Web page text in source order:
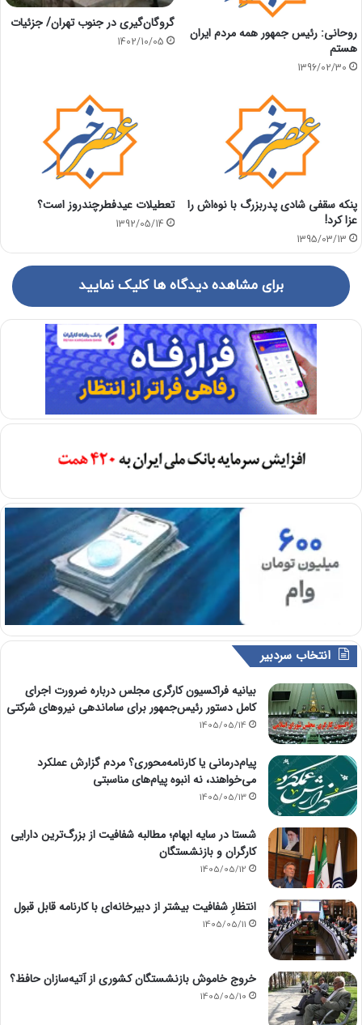
روحانی: رئیس جمهور همه مردم ایران
هستم
1396/02/30
گروگان‌گیری در جنوب تهران/ جزئیات
1402/10/05
پنکه سقفی شادی پدربزرگ با نوه‌اش را
عزا کرد!
1395/03/13
تعطیلات عیدفطرچندروز است؟
1392/05/14
برای مشاهده دیدگاه ها کلیک نمایید
انتخاب سردبیر
بیانیه فراکسیون کارگری مجلس درباره ضرورت اجرای
کامل دستور رئیس‌جمهور برای ساماندهی نیروهای شرکتی
1405/05/14
پیام‌درمانی یا کارنامه‌محوری؟ مردم گزارش عملکرد
می‌خواهند، نه انبوه پیام‌های مناسبتی
1405/05/13
شستا در سایه ابهام؛ مطالبه شفافیت از بزرگ‌ترین دارایی
کارگران و بازنشستگان
1405/05/12
انتظارِ شفافیت بیشتر از دبیرخانه‌ای با کارنامه قابل قبول
1405/05/11
خروج خاموش بازنشستگان کشوری از آتیه‌سازان حافظ؟
1405/05/10